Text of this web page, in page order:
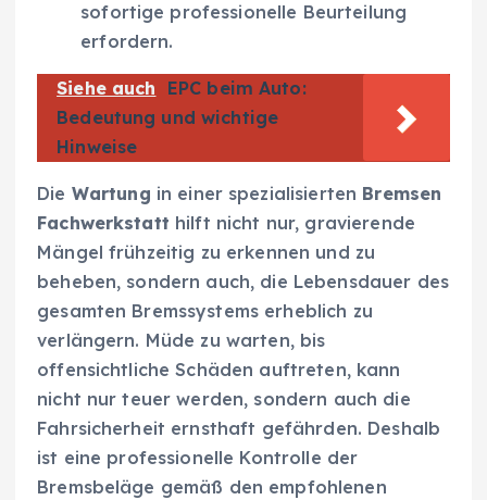
sofortige professionelle Beurteilung
erfordern.
Siehe auch
EPC beim Auto:
Bedeutung und wichtige
Hinweise
Die Wartung in einer spezialisierten Bremsen
Fachwerkstatt hilft nicht nur, gravierende
Mängel frühzeitig zu erkennen und zu
beheben, sondern auch, die Lebensdauer des
gesamten Bremssystems erheblich zu
verlängern. Müde zu warten, bis
offensichtliche Schäden auftreten, kann
nicht nur teuer werden, sondern auch die
Fahrsicherheit ernsthaft gefährden. Deshalb
ist eine professionelle Kontrolle der
Bremsbeläge gemäß den empfohlenen